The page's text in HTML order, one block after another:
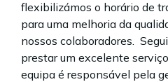
flexibilizámos o horário de
para uma melhoria da
nossos colaboradores.
prestar um excelente
equipa é responsável pela